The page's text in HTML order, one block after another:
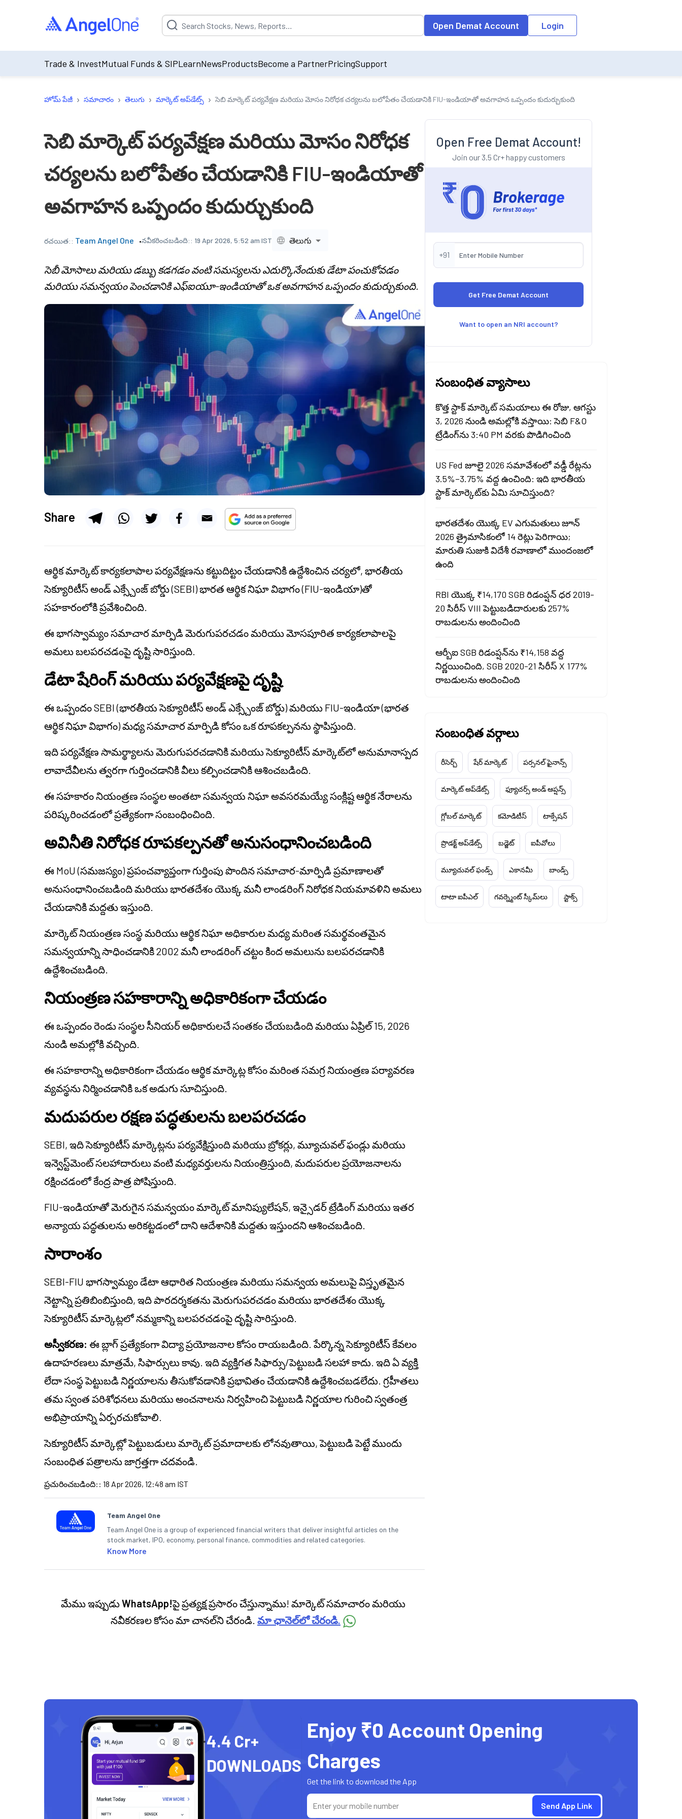
Suggestion will be populated by default on accessing the input field. On entering data into the input field, the suggestion list will be updated as per the
Open Demat Account Login
Trade & InvestMutual Funds & SIPLearnNewsProductsBecome a PartnerPricingSupport
హోమ్ పేజీ › సమాచారం › తెలుగు › మార్కెట్ అప్‌డేట్స్ › సెబి మార్కెట్ పర్యవేక్షణ మరియు మోసం నిరోధక చర్యలను బలోపేతం చేయడానికి FIU-ఇండియాతో అవగాహన ఒప్పందం కుదుర్చుకుంది
సెబి మార్కెట్ పర్యవేక్షణ మరియు మోసం నిరోధక
చర్యలను బలోపేతం చేయడానికి FIU-ఇండియాతో
అవగాహన ఒప్పందం కుదుర్చుకుంది
రచయిత:: Team Angel One నవీకరించబడింది:: 19 Apr 2026, 5:52 am IST తెలుగు
సెబీ మోసాలు మరియు డబ్బు కడగడం వంటి సమస్యలను ఎదుర్కొనేందుకు డేటా పంచుకోవడం
మరియు సమన్వయం పెంచడానికి ఎఫ్ఐయూ-ఇండియాతో ఒక అవగాహన ఒప్పందం కుదుర్చుకుంది.
Share
ఆర్థిక మార్కెట్ కార్యకలాపాల పర్యవేక్షణను కట్టుదిట్టం చేయడానికి ఉద్దేశించిన చర్యలో, భారతీయ
సెక్యూరిటీస్ అండ్ ఎక్స్చేంజ్ బోర్డు (SEBI) భారత ఆర్థిక నిఘా విభాగం (FIU-ఇండియా)తో
సహకారంలోకి ప్రవేశించింది.
ఈ భాగస్వామ్యం సమాచార మార్పిడి మెరుగుపరచడం మరియు మోసపూరిత కార్యకలాపాలపై
అమలు బలపరచడంపై దృష్టి సారిస్తుంది.
డేటా షేరింగ్ మరియు పర్యవేక్షణపై దృష్టి
ఈ ఒప్పందం SEBI (భారతీయ సెక్యూరిటీస్ అండ్ ఎక్స్చేంజ్ బోర్డు) మరియు FIU-ఇండియా (భారత
ఆర్థిక నిఘా విభాగం) మధ్య సమాచార మార్పిడి కోసం ఒక రూపకల్పనను స్థాపిస్తుంది.
ఇది పర్యవేక్షణ సామర్థ్యాలను మెరుగుపరచడానికి మరియు సెక్యూరిటీస్ మార్కెట్‌లో అనుమానాస్పద
లావాదేవీలను త్వరగా గుర్తించడానికి వీలు కల్పించడానికి ఆశించబడింది.
ఈ సహకారం నియంత్రణ సంస్థల అంతటా సమన్వయ నిఘా అవసరమయ్యే సంక్లిష్ట ఆర్థిక నేరాలను
పరిష్కరించడంలో ప్రత్యేకంగా సంబంధించింది.
అవినీతి నిరోధక రూపకల్పనతో అనుసంధానించబడింది
ఈ MoU (సమజస్యం) ప్రపంచవ్యాప్తంగా గుర్తింపు పొందిన సమాచార-మార్పిడి ప్రమాణాలతో
అనుసంధానించబడింది మరియు భారతదేశం యొక్క మనీ లాండరింగ్ నిరోధక నియమావళిని అమలు
చేయడానికి మద్దతు ఇస్తుంది.
మార్కెట్ నియంత్రణ సంస్థ మరియు ఆర్థిక నిఘా అధికారుల మధ్య మరింత సమర్థవంతమైన
సమన్వయాన్ని సాధించడానికి 2002 మనీ లాండరింగ్ చట్టం కింద అమలును బలపరచడానికి
ఉద్దేశించబడింది.
నియంత్రణ సహకారాన్ని అధికారికంగా చేయడం
ఈ ఒప్పందం రెండు సంస్థల సీనియర్ అధికారులచే సంతకం చేయబడింది మరియు ఏప్రిల్ 15, 2026
నుండి అమల్లోకి వచ్చింది.
ఈ సహకారాన్ని అధికారికంగా చేయడం ఆర్థిక మార్కెట్ల కోసం మరింత సమగ్ర నియంత్రణ పర్యావరణ
వ్యవస్థను నిర్మించడానికి ఒక అడుగు సూచిస్తుంది.
మదుపరుల రక్షణ పద్ధతులను బలపరచడం
SEBI, ఇది సెక్యూరిటీస్ మార్కెట్లను పర్యవేక్షిస్తుంది మరియు బ్రోకర్లు, మ్యూచువల్ ఫండ్లు మరియు
ఇన్వెస్ట్‌మెంట్ సలహాదారులు వంటి మధ్యవర్తులను నియంత్రిస్తుంది, మదుపరుల ప్రయోజనాలను
రక్షించడంలో కేంద్ర పాత్ర పోషిస్తుంది.
FIU-ఇండియాతో మెరుగైన సమన్వయం మార్కెట్ మానిప్యులేషన్, ఇన్సైడర్ ట్రేడింగ్ మరియు ఇతర
అన్యాయ పద్ధతులను అరికట్టడంలో దాని ఆదేశానికి మద్దతు ఇస్తుందని ఆశించబడింది.
సారాంశం
SEBI-FIU భాగస్వామ్యం డేటా ఆధారిత నియంత్రణ మరియు సమన్వయ అమలుపై విస్తృతమైన
నెట్టాన్ని ప్రతిబింబిస్తుంది, ఇది పారదర్శకతను మెరుగుపరచడం మరియు భారతదేశం యొక్క
సెక్యూరిటీస్ మార్కెట్లలో నమ్మకాన్ని బలపరచడంపై దృష్టి సారిస్తుంది.
అస్వీకరణ: ఈ బ్లాగ్ ప్రత్యేకంగా విద్యా ప్రయోజనాల కోసం రాయబడింది. పేర్కొన్న సెక్యూరిటీస్ కేవలం
ఉదాహరణలు మాత్రమే, సిఫార్సులు కావు. ఇది వ్యక్తిగత సిఫార్సు/పెట్టుబడి సలహా కాదు. ఇది ఏ వ్యక్తి
లేదా సంస్థ పెట్టుబడి నిర్ణయాలను తీసుకోవడానికి ప్రభావితం చేయడానికి ఉద్దేశించబడలేదు. గ్రహీతలు
తమ స్వంత పరిశోధనలు మరియు అంచనాలను నిర్వహించి పెట్టుబడి నిర్ణయాల గురించి స్వతంత్ర
అభిప్రాయాన్ని ఏర్పరచుకోవాలి.
సెక్యూరిటీస్ మార్కెట్లో పెట్టుబడులు మార్కెట్ ప్రమాదాలకు లోనవుతాయి, పెట్టుబడి పెట్టే ముందు
సంబంధిత పత్రాలను జాగ్రత్తగా చదవండి.
ప్రచురించబడింది: : 18 Apr 2026, 12:48 am IST
Team Angel One
Team Angel One is a group of experienced financial writers that deliver insightful articles on the
stock market, IPO, economy, personal finance, commodities and related categories.
Know More
మేము ఇప్పుడుWhatsApp!పై ప్రత్యక్ష ప్రసారం చేస్తున్నాము! మార్కెట్ సమాచారం మరియు
నవీకరణల కోసం మా చానల్‌ని చేరండి. మా ఛానెల్‌లో చేరండి.
Open Free Demat Account!
Join our 3.5 Cr+ happy customers
+91
Want to open an NRI account?
సంబంధిత వ్యాసాలు
కొత్త స్టాక్ మార్కెట్ సమయాలు ఈ రోజు, ఆగస్టు
3, 2026 నుండి అమల్లోకి వస్తాయి: సెబి F&O
ట్రేడింగ్‌ను 3:40 PM వరకు పొడిగించింది
US Fed జూలై 2026 సమావేశంలో వడ్డీ రేట్లను
3.5%–3.75% వద్ద ఉంచింది: ఇది భారతీయ
స్టాక్ మార్కెట్‌కు ఏమి సూచిస్తుంది?
భారతదేశం యొక్క EV ఎగుమతులు జూన్
2026 త్రైమాసికంలో 14 రెట్లు పెరిగాయి;
మారుతి సుజుకి విదేశీ రవాణాలో ముందంజలో
ఉంది
RBI యొక్క ₹14,170 SGB రిడంప్షన్ ధర 2019-
20 సిరీస్ VIII పెట్టుబడిదారులకు 257%
రాబడులను అందించింది
ఆర్బీఐ SGB రిడంప్షన్‌ను ₹14,158 వద్ద
నిర్ణయించింది, SGB 2020-21 సిరీస్ X 177%
రాబడులను అందించింది
సంబంధిత వర్గాలు
రీసెర్చ్ షేర్ మార్కెట్ పర్సనల్ ఫైనాన్స్
మార్కెట్ అప్‌డేట్స్ ఫ్యూచర్స్ అండ్ ఆప్షన్స్
గ్లోబల్ మార్కెట్ కమోడిటీస్ టాక్సేషన్
ప్రొడక్ట్ అప్‌డేట్స్ బడ్జెట్ ఐపీవోలు
మ్యూచువల్ ఫండ్స్ ఎకానమీ బాండ్స్
టాటా ఐపీఎల్ గవర్న్మెంట్ స్కీమ్‌లు స్టాక్స్
4.4 Cr+
DOWNLOADS
Enjoy ₹0 Account Opening
Charges
Get the link to download the App